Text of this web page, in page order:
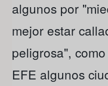
algunos por
mejor estar
peligrosa",
EFE algunos